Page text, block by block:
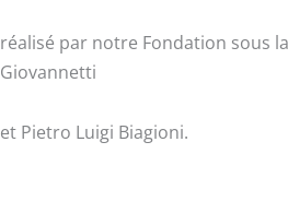
réalisé par notre Fondation sous
Giovannetti
et Pietro Luigi Biagioni.